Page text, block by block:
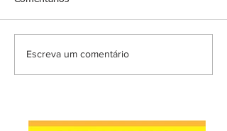
Escreva um comentário